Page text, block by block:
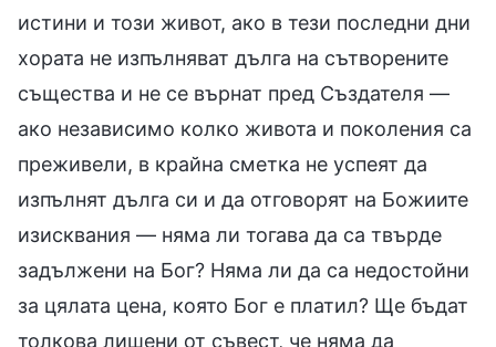
истини и този живот, ако в тези последни дни
хората не изпълняват дълга на сътворените
същества и не се върнат пред Създателя —
ако независимо колко живота и поколения са
преживели, в крайна сметка не успеят да
изпълнят дълга си и да отговорят на Божиите
изисквания — няма ли тогава да са твърде
задължени на Бог? Няма ли да са недостойни
за цялата цена, която Бог е платил? Ще бъдат
толкова лишени от съвест, че няма да